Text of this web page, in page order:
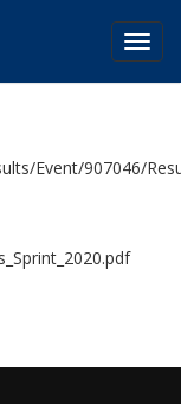
Event/907046/